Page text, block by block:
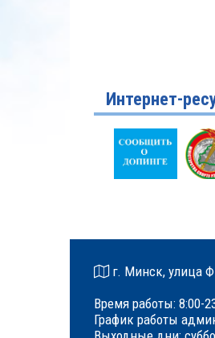
Интернет-
г. Минск, улица
Время работы: 8:00-
График работы